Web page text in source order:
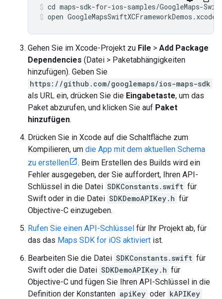
open
Gehen Sie im Xcode-Projekt zu File > Add Package
Dependencies (Datei > Paketabhängigkeiten
hinzufügen). Geben Sie
https://github.com/googlemaps/ios-maps-sdk
als URL ein, drücken Sie die Eingabetaste, um das
Paket abzurufen, und klicken Sie auf Paket
hinzufügen.
Drücken Sie in Xcode auf die Schaltfläche zum
Kompilieren, um die App mit dem aktuellen Schema
zu erstellen
. Beim Erstellen des Builds wird ein
Fehler ausgegeben, der Sie auffordert, Ihren API-
Schlüssel in die Datei SDKConstants.swift für
Swift oder in die Datei SDKDemoAPIKey.h für
Objective-C einzugeben.
Rufen Sie einen API-Schlüssel für Ihr Projekt ab, für
das das Maps SDK for iOS aktiviert ist.
Bearbeiten Sie die Datei SDKConstants.swift für
Swift oder die Datei SDKDemoAPIKey.h für
Objective-C und fügen Sie Ihren API-Schlüssel in die
Definition der Konstanten apiKey oder kAPIKey